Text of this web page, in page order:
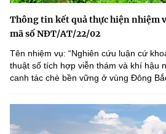
Thông tin kết quả thực hiện nhiệm
mã số NĐT/AT/22/02
Tên nhiệm vụ: “Nghiên cứu luận cứ
thuật số tích hợp viễn thám và khí hậu
canh tác chè bền vững ở vùng Đông